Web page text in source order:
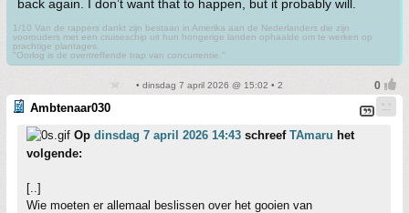
back again. I don’t want that to happen, but it probably will.
1/10 Van de rappers dankt zijn bestaan in Amerika aan de Nederlanders die zijn
voorouders met een cruiseschip uit hun hongerige landen ophaalde om te werken op
prachtige plantages.
"Oorlog is de overtreffende trap van concurrentie."
• dinsdag 7 april 2026 @ 15:02 • 2
Ambtenaar030
Op dinsdag 7 april 2026 14:43 schreef TAmaru het
volgende:
[..]
Wie moeten er allemaal beslissen over het gooien van